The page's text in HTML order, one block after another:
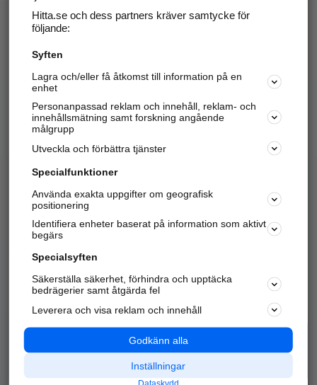
Hitta.se - Gratis nummerupplysning.
Sök företag, personer och platser.
Hitta telefonnummer, adresser, företagsinfo mm.
Marknadsför företaget
Kom igång och annonsera mot
samarbetspartners nära dig.
Alla kategorier
Populära sökningar
API & Kartor
Annonsera
Integritet
Nödnummer
Hitta.se och dess partners kräver samtycke för
följande:
Syften
Lagra och/eller få åtkomst till information på en
enhet
Personanpassad reklam och innehåll, reklam- och
innehållsmätning samt forskning angående
målgrupp
Utveckla och förbättra tjänster
Specialfunktioner
Använda exakta uppgifter om geografisk
positionering
Identifiera enheter baserat på information som aktivt
begärs
Specialsyften
Säkerställa säkerhet, förhindra och upptäcka
bedrägerier samt åtgärda fel
Leverera och visa reklam och innehåll
Godkänn alla
Inställningar
Dataskydd